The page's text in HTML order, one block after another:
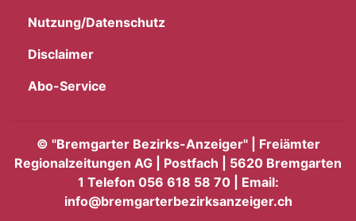
Nutzung/Datenschutz
Disclaimer
Abo-Service
© "Bremgarter Bezirks-Anzeiger" | Freiämter
Regionalzeitungen AG | Postfach | 5620 Bremgarten
1 Telefon 056 618 58 70 | Email:
info@bremgarterbezirksanzeiger.ch